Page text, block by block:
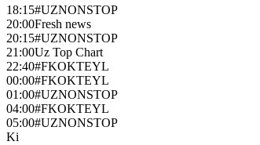
18:15#UZNONSTOP
20:00Fresh news
20:15#UZNONSTOP
21:00Uz Top Chart
22:40#FKOKTEYL
00:00#FKOKTEYL
01:00#UZNONSTOP
04:00#FKOKTEYL
05:00#UZNONSTOP
Ki